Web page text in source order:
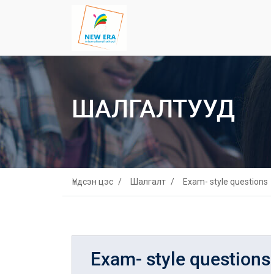
ШАЛГАЛТУУД
Үндсэн цэс Шалгалт Exam- style questions
Exam- style questions